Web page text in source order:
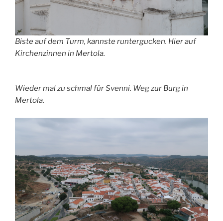
Biste auf dem Turm, kannste runtergucken. Hier auf
Kirchenzinnen in Mertola.
Wieder mal zu schmal für Svenni. Weg zur Burg in
Mertola.